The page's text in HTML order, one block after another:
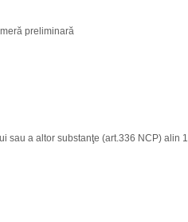
preliminară
sau a altor substanţe (art.336 NCP) alin 1